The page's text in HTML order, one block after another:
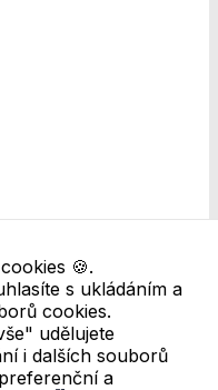
ověření navštivte
🍪.
s ukládáním a
cookies.
udělujete
i dalších souborů
a
potřebám a
zájmům našich
návštěvníků.
Reklamní cookies